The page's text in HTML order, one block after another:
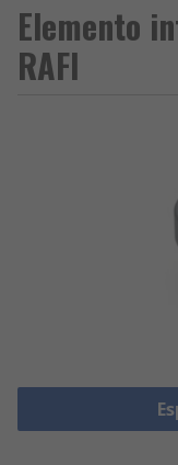
Elemento
RAFI